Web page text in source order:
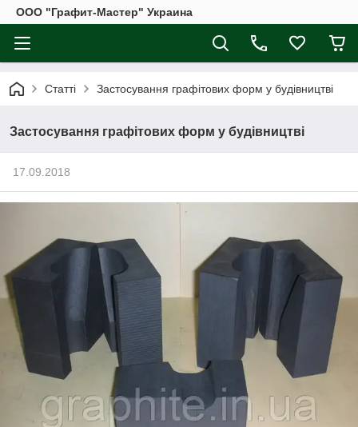
ООО "Графит-Мастер" Украина
Статті Застосування графітових форм у будівництві
Застосування графітових форм у будівництві
17.09.2018